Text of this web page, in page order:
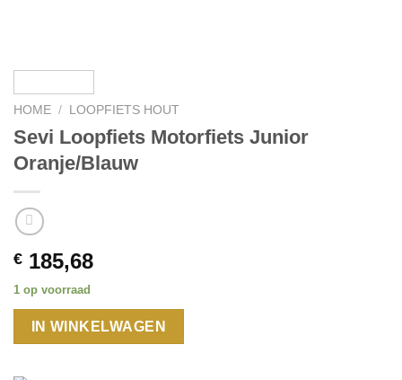
HOME / LOOPFIETS HOUT
Sevi Loopfiets Motorfiets Junior
Oranje/Blauw
€ 185,68
1 op voorraad
IN WINKELWAGEN